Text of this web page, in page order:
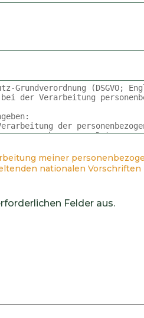
meiner
nationalen Vorschriften
Felder aus.